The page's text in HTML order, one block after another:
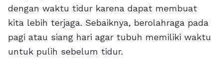
dengan waktu tidur karena dapat membuat
kita lebih terjaga. Sebaiknya, berolahraga pada
pagi atau siang hari agar tubuh memiliki waktu
untuk pulih sebelum tidur.